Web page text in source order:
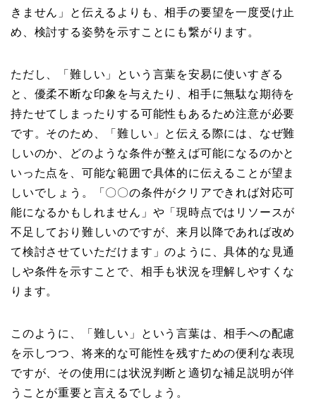
きません」と伝えるよりも、相手の要望を一度受け止
め、検討する姿勢を示すことにも繋がります。
ただし、「難しい」という言葉を安易に使いすぎる
と、優柔不断な印象を与えたり、相手に無駄な期待を
持たせてしまったりする可能性もあるため注意が必要
です。そのため、「難しい」と伝える際には、なぜ難
しいのか、どのような条件が整えば可能になるのかと
いった点を、可能な範囲で具体的に伝えることが望ま
しいでしょう。「〇〇の条件がクリアできれば対応可
能になるかもしれません」や「現時点ではリソースが
不足しており難しいのですが、来月以降であれば改め
て検討させていただけます」のように、具体的な見通
しや条件を示すことで、相手も状況を理解しやすくな
ります。
このように、「難しい」という言葉は、相手への配慮
を示しつつ、将来的な可能性を残すための便利な表現
ですが、その使用には状況判断と適切な補足説明が伴
うことが重要と言えるでしょう。